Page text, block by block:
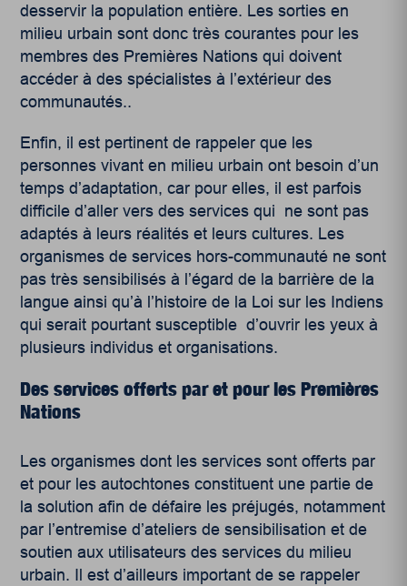
desservir la population entière. Les sorties en
milieu urbain sont donc très courantes pour les
membres des Premières Nations qui doivent
accéder à des spécialistes à l’extérieur des
communautés..
Enfin, il est pertinent de rappeler que les
personnes vivant en milieu urbain ont besoin d’un
temps d’adaptation, car pour elles, il est parfois
difficile d’aller vers des services qui ne sont pas
adaptés à leurs réalités et leurs cultures. Les
organismes de services hors-communauté ne sont
pas très sensibilisés à l’égard de la barrière de la
langue ainsi qu’à l’histoire de la Loi sur les Indiens
qui serait pourtant susceptible d’ouvrir les yeux à
plusieurs individus et organisations.
Des services offerts par et pour les Premières
Nations
Les organismes dont les services sont offerts par
et pour les autochtones constituent une partie de
la solution afin de défaire les préjugés, notamment
par l’entremise d’ateliers de sensibilisation et de
soutien aux utilisateurs des services du milieu
urbain. Il est d’ailleurs important de se rappeler